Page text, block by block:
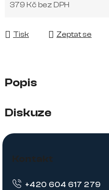
379 Kč bez DPH
Tisk
Zeptat se
Popis
Diskuze
Z
Kontakt
+420 604 617 279